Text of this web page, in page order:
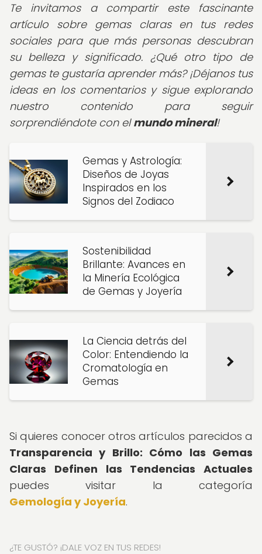
Te invitamos a compartir este fascinante
artículo sobre gemas claras en tus redes
sociales para que más personas descubran
su belleza y significado. ¿Qué otro tipo de
gemas te gustaría aprender más? ¡Déjanos tus
ideas en los comentarios y sigue explorando
nuestro contenido para seguir
sorprendiéndote con elmundo mineral!
Gemas y Astrología:
Diseños de Joyas
Inspirados en los
Signos del Zodiaco
Sostenibilidad
Brillante: Avances en
la Minería Ecológica
de Gemas y Joyería
La Ciencia detrás del
Color: Entendiendo la
Cromatología en
Gemas
Si quieres conocer otros artículos parecidos a
Transparencia y Brillo: Cómo las Gemas
Claras Definen las Tendencias Actuales
puedes visitar la categoría
Gemología y Joyería.
¿TE GUSTÓ? ¡DALE VOZ EN TUS REDES!